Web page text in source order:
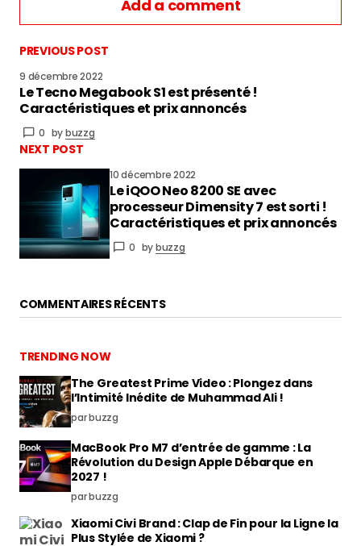
Add a comment
vous connecter
PREVIOUS POST
9 décembre 2022
Le Tecno Megabook S1 est présenté !
Caractéristiques et prix annoncés
0 bybuzzg
NEXT POST
10 décembre 2022
Le iQOO Neo 8200 SE avec
processeur Dimensity 7 est sorti !
Caractéristiques et prix annoncés
0 bybuzzg
COMMENTAIRES RÉCENTS
TRENDING NOW
The Greatest Prime Video : Plongez dans
l’Intimité Inédite de Muhammad Ali !
par buzzg
MacBook Pro M7 d’entrée de gamme : La
Révolution du Design Apple Débarque en
2027 !
par buzzg
Xiaomi Civi Brand : Clap de Fin pour la Ligne la
Plus Stylée de Xiaomi ?